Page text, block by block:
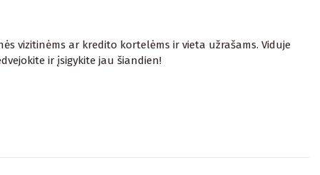
vizitinėms ar kredito kortelėms ir vieta užrašams. Viduje
ir įsigykite jau šiandien!